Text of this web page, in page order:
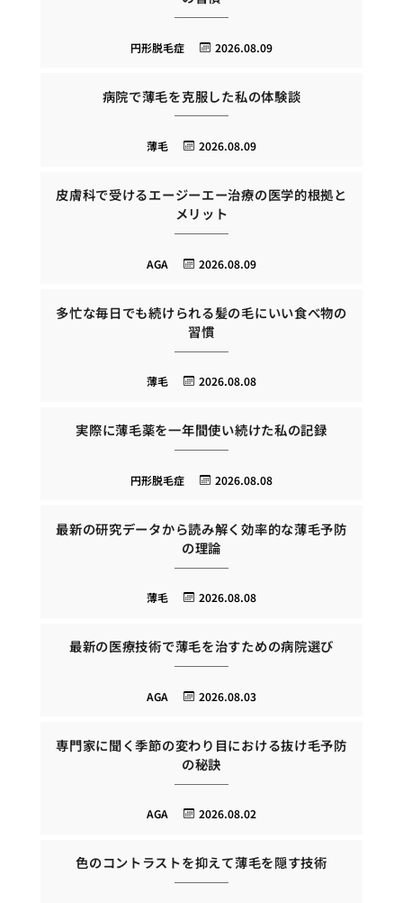
2026.08.09
円形脱毛症
病院で薄毛を克服した私の体験談
2026.08.09
薄毛
皮膚科で受けるエージーエー治療の医学的根拠と
メリット
2026.08.09
AGA
多忙な毎日でも続けられる髪の毛にいい食べ物の
習慣
2026.08.08
薄毛
実際に薄毛薬を一年間使い続けた私の記録
2026.08.08
円形脱毛症
最新の研究データから読み解く効率的な薄毛予防
の理論
2026.08.08
薄毛
最新の医療技術で薄毛を治すための病院選び
2026.08.03
AGA
専門家に聞く季節の変わり目における抜け毛予防
の秘訣
2026.08.02
AGA
色のコントラストを抑えて薄毛を隠す技術